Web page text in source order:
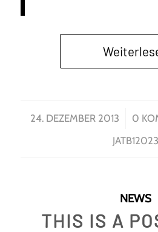
24. DEZEMBER 2013
/ 0
JATB12023
NEWS
THIS IS A